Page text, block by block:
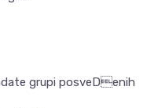
grupi posveDenih